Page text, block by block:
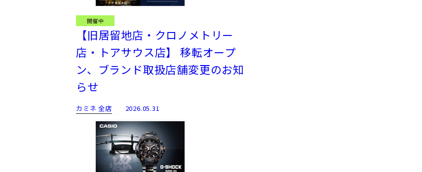
開催中
【旧居留地店・クロノメトリー
店・トアサウス店】 移転オープ
ン、ブランド取扱店舗変更のお知
らせ
カミネ 全店 2026.05.31